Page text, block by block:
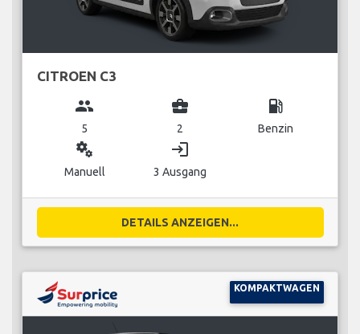
CITROEN C3
group
5
business_center
2
local_gas_station
Benzin
miscellaneous_services
Manuell
login
3 Ausgang
DETAILS ANZEIGEN...
KOMPAKTWAGEN